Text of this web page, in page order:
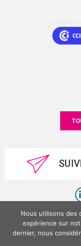
Nous utilisons des
expérience sur
dernier, nous